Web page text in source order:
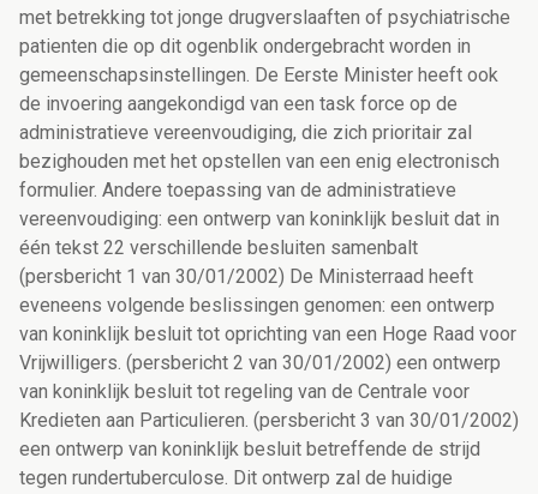
met betrekking tot jonge drugverslaaften of psychiatrische
patienten die op dit ogenblik ondergebracht worden in
gemeenschapsinstellingen. De Eerste Minister heeft ook
de invoering aangekondigd van een task force op de
administratieve vereenvoudiging, die zich prioritair zal
bezighouden met het opstellen van een enig electronisch
formulier. Andere toepassing van de administratieve
vereenvoudiging: een ontwerp van koninklijk besluit dat in
één tekst 22 verschillende besluiten samenbalt
(persbericht 1 van 30/01/2002) De Ministerraad heeft
eveneens volgende beslissingen genomen: een ontwerp
van koninklijk besluit tot oprichting van een Hoge Raad voor
Vrijwilligers. (persbericht 2 van 30/01/2002) een ontwerp
van koninklijk besluit tot regeling van de Centrale voor
Kredieten aan Particulieren. (persbericht 3 van 30/01/2002)
een ontwerp van koninklijk besluit betreffende de strijd
tegen rundertuberculose. Dit ontwerp zal de huidige